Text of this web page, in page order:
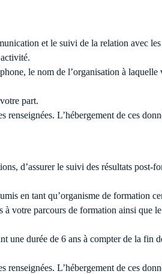
et le suivi de la relation avec les
le nom de l’organisation à laquelle
part.
L’hébergement de ces
d’assurer le suivi des résultats post-
en tant qu’organisme de formation
votre parcours de formation ainsi que
une durée de 6 ans à compter de la fin
L’hébergement de ces